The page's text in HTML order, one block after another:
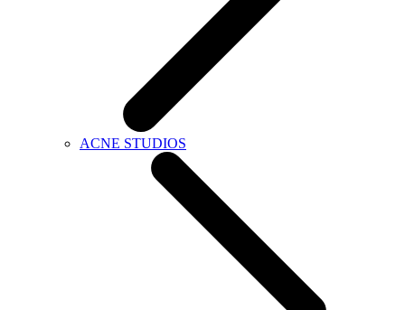
ACNE STUDIOS